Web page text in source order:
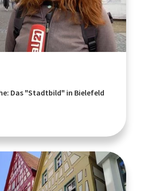
Das "Stadtbild" in Bielefeld